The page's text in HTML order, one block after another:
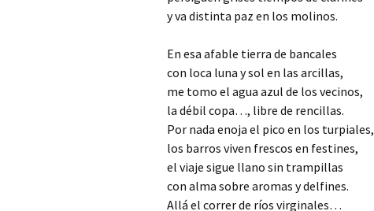
y va distinta paz en los molinos.
En esa afable tierra de bancales
con loca luna y sol en las arcillas,
me tomo el agua azul de los vecinos,
la débil copa…, libre de rencillas.
Por nada enoja el pico en los turpiales,
los barros viven frescos en festines,
el viaje sigue llano sin trampillas
con alma sobre aromas y delfines.
Allá el correr de ríos virginales…